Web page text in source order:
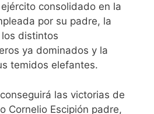
consolidado en la
por su padre, la
distintos
ya dominados y la
temidos elefantes.
las victorias de
Cornelio Escipión padre,